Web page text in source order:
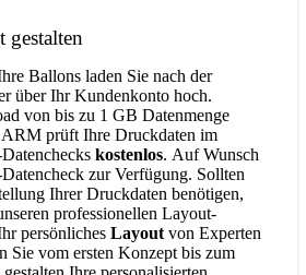
gestalten
Ballons laden Sie nach der
über Ihr Kundenkonto hoch.
von bis zu 1 GB Datenmenge
prüft Ihre Druckdaten im
kostenlos. Auf Wunsch
zur Verfügung. Sollten
Ihrer Druckdaten benötigen,
professionellen Layout-
persönliches Layout von Experten
Sie vom ersten Konzept bis zum